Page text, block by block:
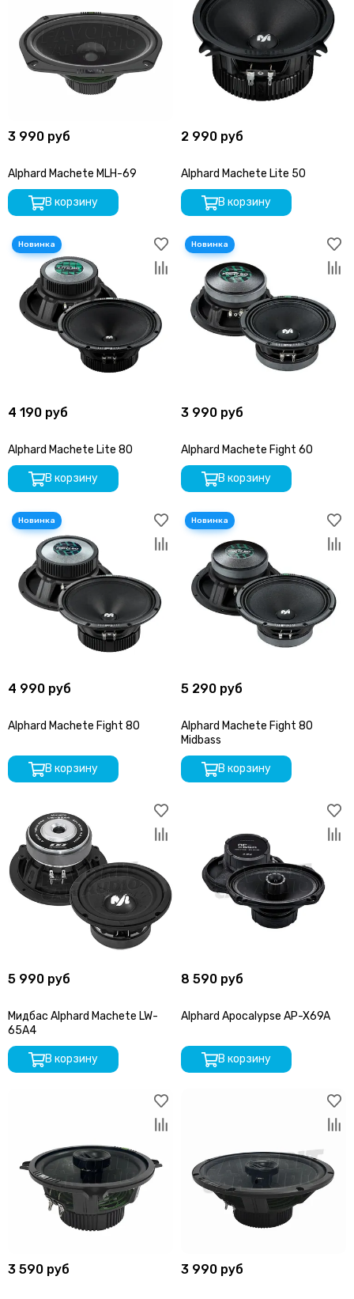
3 990 руб
Alphard Machete MLH-69
В корзину
2 990 руб
Alphard Machete Lite 50
В корзину
4 190 руб
Alphard Machete Lite 80
В корзину
3 990 руб
Alphard Machete Fight 60
В корзину
4 990 руб
Alphard Machete Fight 80
В корзину
5 290 руб
Alphard Machete Fight 80
Midbass
В корзину
5 990 руб
Мидбас Alphard Machete LW-
65A4
В корзину
8 590 руб
Alphard Apocalypse AP-X69A
В корзину
3 590 руб 3 990 руб